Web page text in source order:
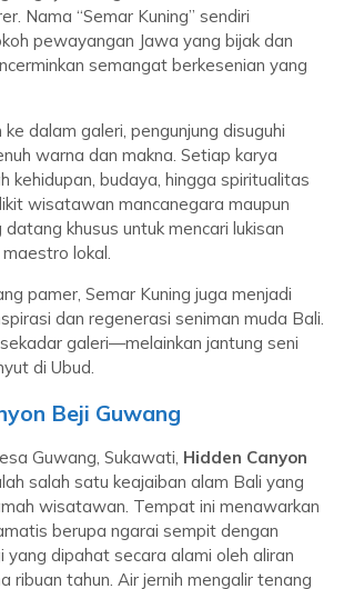
Nama “Semar Kuning” sendiri
pewayangan Jawa yang bijak dan
semangat berkesenian yang
dalam galeri, pengunjung disuguhi
warna dan makna. Setiap karya
kehidupan, budaya, hingga spiritualitas
wisatawan mancanegara maupun
khusus untuk mencari lukisan
lokal.
pamer, Semar Kuning juga menjadi
dan regenerasi seniman muda Bali.
galeri—melainkan jantung seni
di Ubud.
Beji Guwang
Guwang, Sukawati, Hidden Canyon
salah satu keajaiban alam Bali yang
wisatawan. Tempat ini menawarkan
berupa ngarai sempit dengan
yang dipahat secara alami oleh aliran
ribuan tahun. Air jernih mengalir tenang